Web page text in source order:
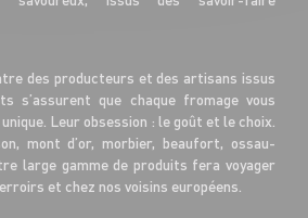
des producteurs et des artisans issus
s’assurent que chaque fromage vous
Leur obsession : le goût et le choix.
mont d’or, morbier, beaufort, ossau-
large gamme de produits fera voyager
et chez nos voisins européens.